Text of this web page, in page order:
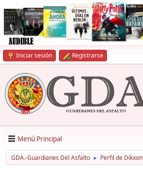
Iniciar sesión Registrarse
Menú Principal
GDA.-Guardianes Del Asfalto ► Perfil de Dikxon